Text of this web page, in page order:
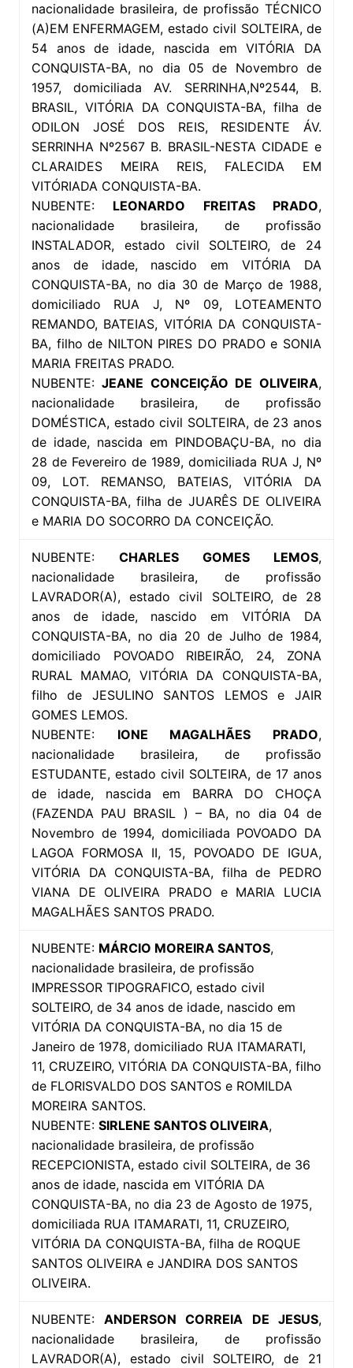
nacionalidade brasileira, de profissão TÉCNICO
(A)EM ENFERMAGEM, estado civil SOLTEIRA, de
54 anos de idade, nascida em VITÓRIA DA
CONQUISTA-BA, no dia 05 de Novembro de
1957, domiciliada AV. SERRINHA,Nº2544, B.
BRASIL, VITÓRIA DA CONQUISTA-BA, filha de
ODILON JOSÉ DOS REIS, RESIDENTE ÁV.
SERRINHA Nº2567 B. BRASIL-NESTA CIDADE e
CLARAIDES MEIRA REIS, FALECIDA EM
VITÓRIADA CONQUISTA-BA.
NUBENTE: LEONARDO FREITAS PRADO,
nacionalidade brasileira, de profissão
INSTALADOR, estado civil SOLTEIRO, de 24
anos de idade, nascido em VITÓRIA DA
CONQUISTA-BA, no dia 30 de Março de 1988,
domiciliado RUA J, Nº 09, LOTEAMENTO
REMANDO, BATEIAS, VITÓRIA DA CONQUISTA-
BA, filho de NILTON PIRES DO PRADO e SONIA
MARIA FREITAS PRADO.
NUBENTE:JEANE CONCEIÇÃO DE OLIVEIRA,
nacionalidade brasileira, de profissão
DOMÉSTICA, estado civil SOLTEIRA, de 23 anos
de idade, nascida em PINDOBAÇU-BA, no dia
28 de Fevereiro de 1989, domiciliada RUA J, Nº
09, LOT. REMANSO, BATEIAS, VITÓRIA DA
CONQUISTA-BA, filha de JUARÊS DE OLIVEIRA
e MARIA DO SOCORRO DA CONCEIÇÃO.
NUBENTE: CHARLES GOMES LEMOS,
nacionalidade brasileira, de profissão
LAVRADOR(A), estado civil SOLTEIRO, de 28
anos de idade, nascido em VITÓRIA DA
CONQUISTA-BA, no dia 20 de Julho de 1984,
domiciliado POVOADO RIBEIRÃO, 24, ZONA
RURAL MAMAO, VITÓRIA DA CONQUISTA-BA,
filho de JESULINO SANTOS LEMOS e JAIR
GOMES LEMOS.
NUBENTE: IONE MAGALHÃES PRADO,
nacionalidade brasileira, de profissão
ESTUDANTE, estado civil SOLTEIRA, de 17 anos
de idade, nascida em BARRA DO CHOÇA
(FAZENDA PAU BRASIL ) – BA, no dia 04 de
Novembro de 1994, domiciliada POVOADO DA
LAGOA FORMOSA II, 15, POVOADO DE IGUA,
VITÓRIA DA CONQUISTA-BA, filha de PEDRO
VIANA DE OLIVEIRA PRADO e MARIA LUCIA
MAGALHÃES SANTOS PRADO.
NUBENTE: MÁRCIO MOREIRA SANTOS,
nacionalidade brasileira, de profissão
IMPRESSOR TIPOGRAFICO, estado civil
SOLTEIRO, de 34 anos de idade, nascido em
VITÓRIA DA CONQUISTA-BA, no dia 15 de
Janeiro de 1978, domiciliado RUA ITAMARATI,
11, CRUZEIRO, VITÓRIA DA CONQUISTA-BA, filho
de FLORISVALDO DOS SANTOS e ROMILDA
MOREIRA SANTOS.
NUBENTE: SIRLENE SANTOS OLIVEIRA,
nacionalidade brasileira, de profissão
RECEPCIONISTA, estado civil SOLTEIRA, de 36
anos de idade, nascida em VITÓRIA DA
CONQUISTA-BA, no dia 23 de Agosto de 1975,
domiciliada RUA ITAMARATI, 11, CRUZEIRO,
VITÓRIA DA CONQUISTA-BA, filha de ROQUE
SANTOS OLIVEIRA e JANDIRA DOS SANTOS
OLIVEIRA.
NUBENTE:ANDERSON CORREIA DE JESUS,
nacionalidade brasileira, de profissão
LAVRADOR(A), estado civil SOLTEIRO, de 21